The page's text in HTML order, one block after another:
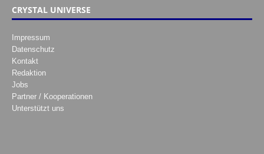
CRYSTAL UNIVERSE
Impressum
Datenschutz
Kontakt
Redaktion
Jobs
Partner / Kooperationen
Unterstützt uns